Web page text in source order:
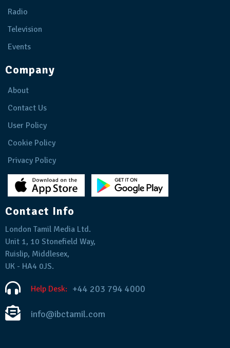
Radio
Television
Events
Company
About
Contact Us
User Policy
Cookie Policy
Privacy Policy
Contact Info
London Tamil Media Ltd.
Unit 1, 10 Stonefield Way,
Ruislip, Middlesex,
UK - HA4 0JS.
Help Desk: +44 203 794 4000
info@ibctamil.com